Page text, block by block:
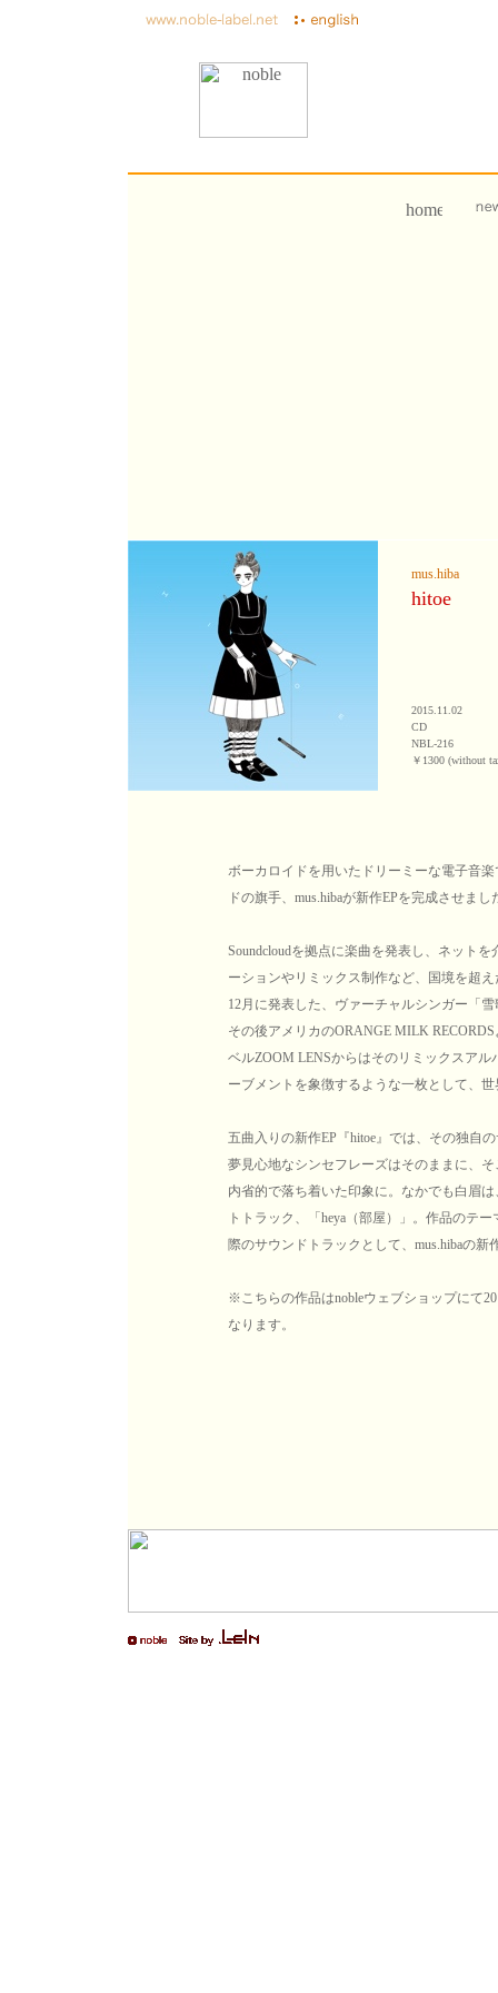
mus.hiba
hitoe
2015.11.02
CD
NBL-216
￥1300 (without
ボーカロイドを用いたドリーミーな電子音
ドの旗手、mus.hibaが新作EPを完成させまし
Soundcloudを拠点に楽曲を発表し、ネット
ーションやリミックス制作など、国境を超
12月に発表した、ヴァーチャルシンガー「
その後アメリカのORANGE MILK
ベルZOOM LENSからはそのリミックスア
ーブメントを象徴するような一枚として、
五曲入りの新作EP『hitoe』では、その独自
夢見心地なシンセフレーズはそのままに、
内省的で落ち着いた印象に。なかでも白眉
トトラック、「heya（部屋）」。作品のテ
際のサウンドトラックとして、mus.hibaの
※こちらの作品はnobleウェブショップにて
なります。